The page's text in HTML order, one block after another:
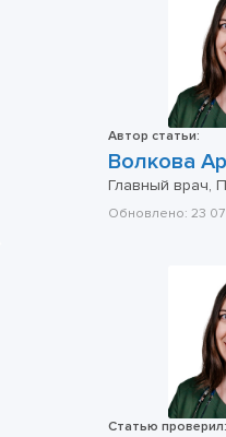
Автор статьи:
Волкова
Главный врач,
Обновлено: 23
Статью проверил: